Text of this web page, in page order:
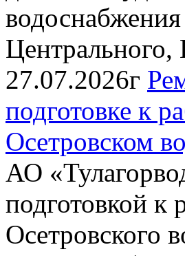
Центрального,
27.07.2026г
подготовке к
Осетровском
АО
подготовкой к
Осетровского